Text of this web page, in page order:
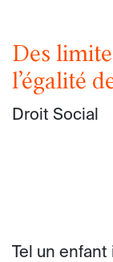
Des
l’égalité
Droit Social
Tel un